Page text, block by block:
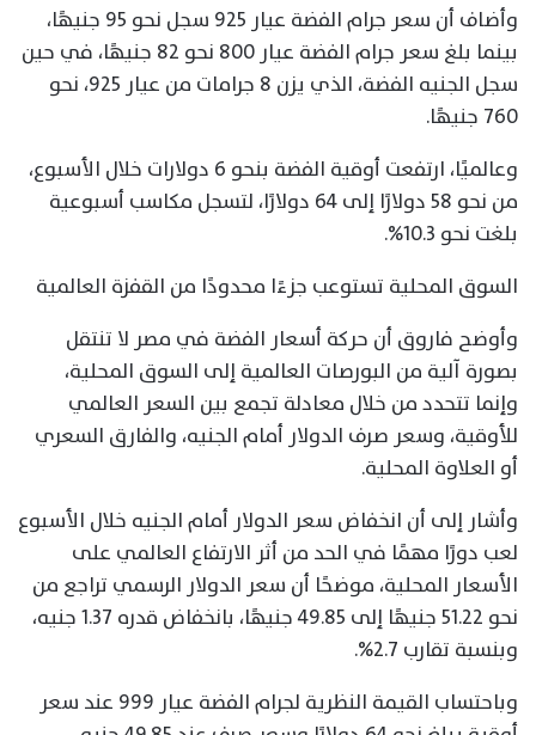
وأضاف أن سعر جرام الفضة عيار 925 سجل نحو 95 جنيهًا،
بينما بلغ سعر جرام الفضة عيار 800 نحو 82 جنيهًا، في حين
سجل الجنيه الفضة، الذي يزن 8 جرامات من عيار 925، نحو
760 جنيهًا.
وعالميًا، ارتفعت أوقية الفضة بنحو 6 دولارات خلال الأسبوع،
من نحو 58 دولارًا إلى 64 دولارًا، لتسجل مكاسب أسبوعية
بلغت نحو 10.3%.
السوق المحلية تستوعب جزءًا محدودًا من القفزة العالمية
وأوضح فاروق أن حركة أسعار الفضة في مصر لا تنتقل
بصورة آلية من البورصات العالمية إلى السوق المحلية،
وإنما تتحدد من خلال معادلة تجمع بين السعر العالمي
للأوقية، وسعر صرف الدولار أمام الجنيه، والفارق السعري
أو العلاوة المحلية.
وأشار إلى أن انخفاض سعر الدولار أمام الجنيه خلال الأسبوع
لعب دورًا مهمًا في الحد من أثر الارتفاع العالمي على
الأسعار المحلية، موضحًا أن سعر الدولار الرسمي تراجع من
نحو 51.22 جنيهًا إلى 49.85 جنيهًا، بانخفاض قدره 1.37 جنيه،
وبنسبة تقارب 2.7%.
وباحتساب القيمة النظرية لجرام الفضة عيار 999 عند سعر